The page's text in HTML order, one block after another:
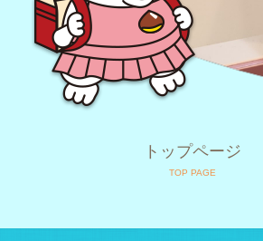
トップページ
TOP PAGE